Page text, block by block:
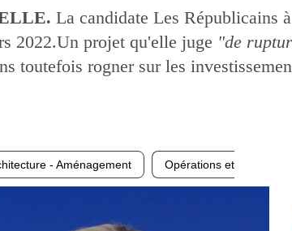
La candidate Les Républicains
2022.Un projet qu'elle juge "de
toutefois rogner sur les
- Aménagement
Opérations et